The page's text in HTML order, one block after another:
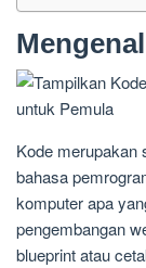
Kode merupakan
bahasa
komputer apa
pengembangan
blueprint atau